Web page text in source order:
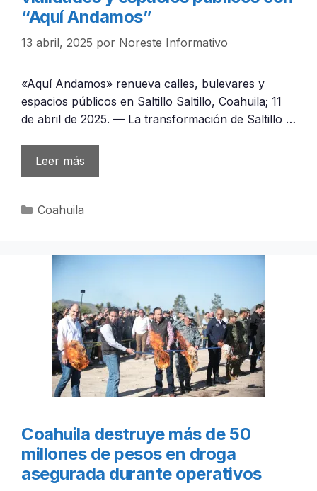
“Aquí Andamos”
13 abril, 2025 por Noreste Informativo
«Aquí Andamos» renueva calles, bulevares y
espacios públicos en Saltillo Saltillo, Coahuila; 11
de abril de 2025. — La transformación de Saltillo …
Leer más
Categorías
Coahuila
Coahuila destruye más de 50
millones de pesos en droga
asegurada durante operativos